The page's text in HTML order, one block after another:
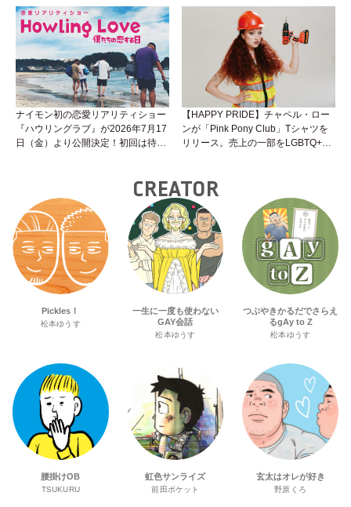
性トーク～聞きにくいことは小堀先
生に聞けばイイ！（Vol.25）
ナイモン初の恋愛リアリティショー
『ハウリングラブ』が2026年7月17
日（金）より公開決定！初回は待望
【HAPPY PRIDE】チャペル・ロー
ンが「Pink Pony Club」Tシャツを
リリース。売上の一部をLGBTQ+＆
CREATOR
Pickles！
松本ゆうす
一生に一度も使わない
GAY会話
松本ゆうす
つぶやきかるだでさらえ
るgAy to Z
松本ゆうす
腰掛けOB
TSUKURU
虹色サンライズ
前田ポケット
玄太はオレが好き
野原くろ